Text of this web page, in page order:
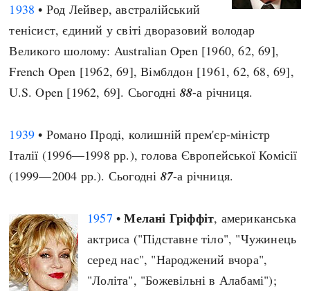
1938 • Род Лейвер, австралійський
тенісист, єдиний у світі дворазовий володар
Великого шолому: Australian Open [1960, 62, 69],
French Open [1962, 69], Вімблдон [1961, 62, 68, 69],
U.S. Open [1962, 69]. Сьогодні 88-а річниця.
1939 • Романо Проді, колишній прем'єр-міністр
Італії (1996—1998 рр.), голова Європейської Комісії
(1999—2004 рр.). Сьогодні 87-а річниця.
1957 •Мелані Гріффіт, американська
актриса ("Підставне тіло", "Чужинець
серед нас", "Народжений вчора",
"Лоліта", "Божевільні в Алабамі");